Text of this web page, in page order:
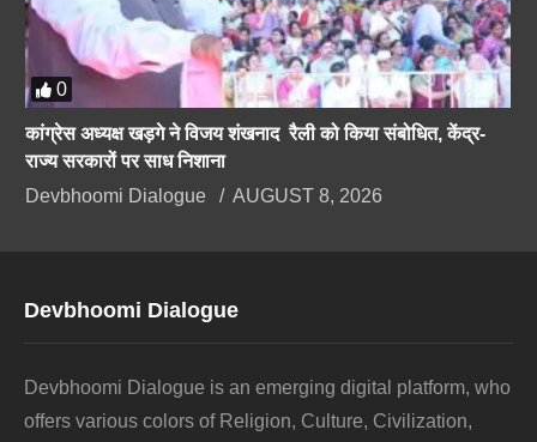
0
कांग्रेस अध्यक्ष खड़गे ने विजय शंखनाद रैली को किया संबोधित, केंद्र-
राज्य सरकारों पर साध निशाना
Devbhoomi Dialogue
AUGUST 8, 2026
Devbhoomi Dialogue
Devbhoomi Dialogue is an emerging digital platform, who
offers various colors of Religion, Culture, Civilization,